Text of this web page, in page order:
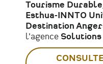
Tourisme Durable
Esthua-INNTO
Destination
l'agence Solutions